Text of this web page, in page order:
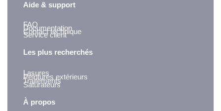
Aide & support
FAQ
Documentation
Contact technique
Service client
Les plus recherchés
Lasures
Peintures extérieurs
Traitements
Saturateurs
À propos